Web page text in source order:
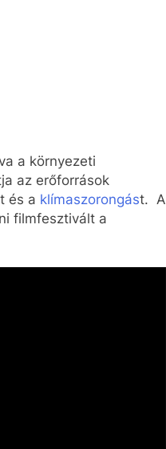
a környezeti
az erőforrások
és a klímaszorongást. A
filmfesztivált a